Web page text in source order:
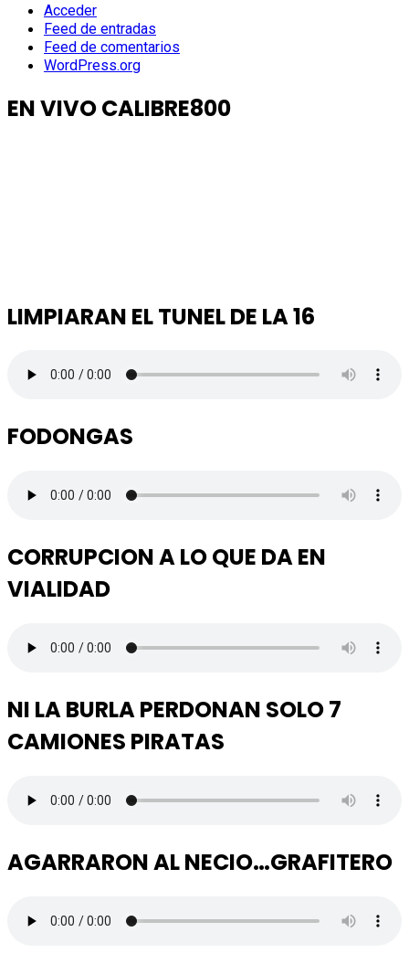
Acceder
Feed de entradas
Feed de comentarios
WordPress.org
EN VIVO CALIBRE800
LIMPIARAN EL TUNEL DE LA 16
FODONGAS
CORRUPCION A LO QUE DA EN
VIALIDAD
NI LA BURLA PERDONAN SOLO 7
CAMIONES PIRATAS
AGARRARON AL NECIO…GRAFITERO